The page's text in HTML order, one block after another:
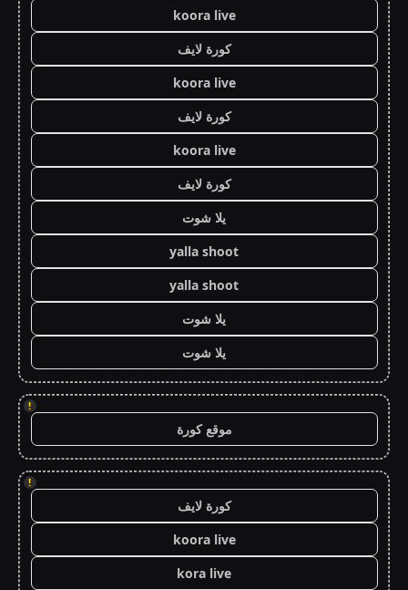
koora live
كورة لايف
koora live
كورة لايف
koora live
كورة لايف
يلا شوت
yalla shoot
yalla shoot
يلا شوت
يلا شوت
!
موقع كورة
!
كورة لايف
koora live
kora live